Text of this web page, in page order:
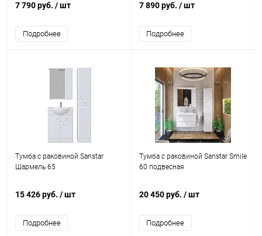
7 790 руб. / шт
Подробнее
7 890 руб. / шт
Подробнее
Тумба с раковиной Sanstar
Шармель 65
15 426 руб. / шт
Подробнее
Тумба с раковиной Sanstar Smile
60 подвесная
20 450 руб. / шт
Подробнее